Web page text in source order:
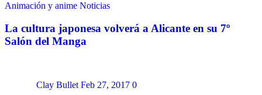
Animación y anime Noticias
La cultura japonesa volverá a Alicante en su 7º
Salón del Manga
Clay Bullet Feb 27, 2017 0